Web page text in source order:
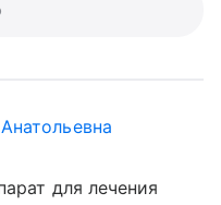
для лечения